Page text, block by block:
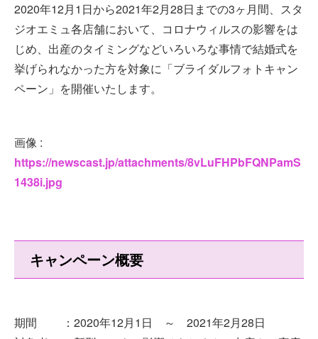
2020年12月1日から2021年2月28日までの3ヶ月間、スタ
ジオエミュ各店舗において、コロナウィルスの影響をは
じめ、出産のタイミングなどいろいろな事情で結婚式を
挙げられなかった方を対象に「ブライダルフォトキャン
ペーン」を開催いたします。
画像 :
https://newscast.jp/attachments/8vLuFHPbFQNPamS
1438i.jpg
キャンペーン概要
期間 ：2020年12月1日 ～ 2021年2月28日